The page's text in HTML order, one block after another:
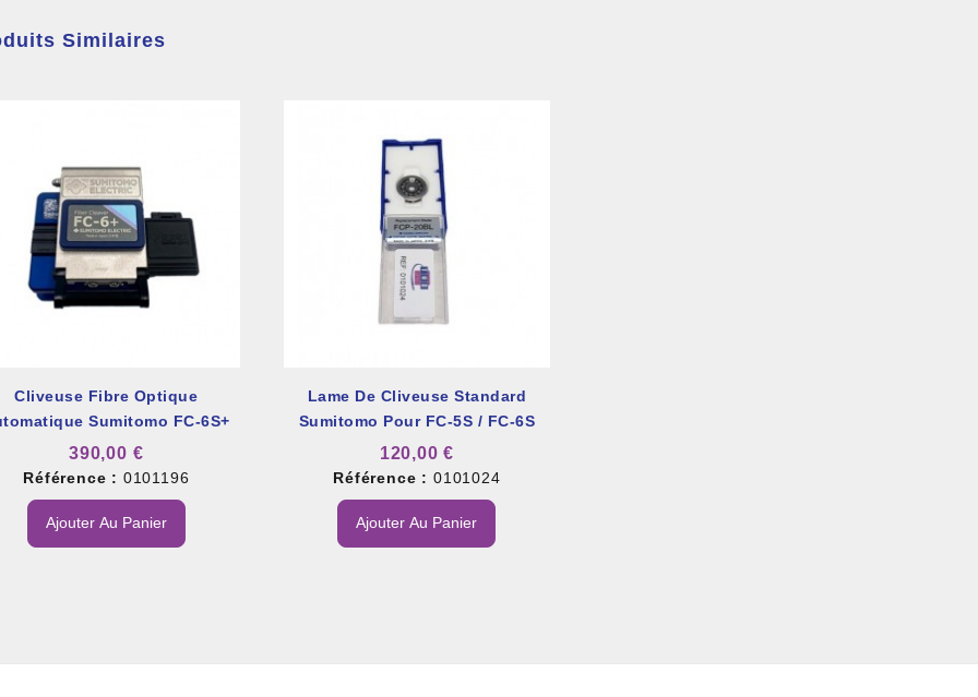
Similaires
Cliveuse Fibre Optique
Sumitomo FC-6S+
390,00 €
Référence : 0101196
Ajouter Au Panier
Lame De Cliveuse Standard
Sumitomo Pour FC-5S / FC-6S
120,00 €
Référence : 0101024
Ajouter Au Panier